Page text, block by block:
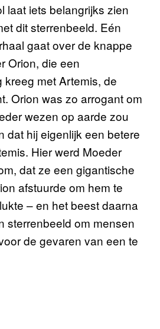
laat iets belangrijks zien
dit sterrenbeeld. Eén
gaat over de knappe
Orion, die een
kreeg met Artemis, de
Orion was zo arrogant om
wezen op aarde zou
dat hij eigenlijk een betere
Hier werd Moeder
dat ze een gigantische
afstuurde om hem te
– en het beest daarna
sterrenbeeld om mensen
de gevaren van een te